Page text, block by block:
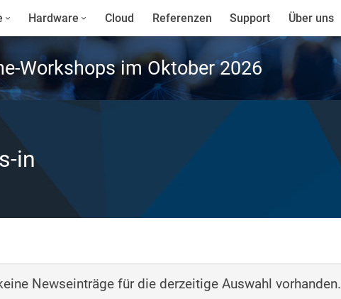
Hardware Cloud Referenzen Support Über uns
Workshops im Oktober 2026
in
Newseinträge für die derzeitige Auswahl vorhanden.